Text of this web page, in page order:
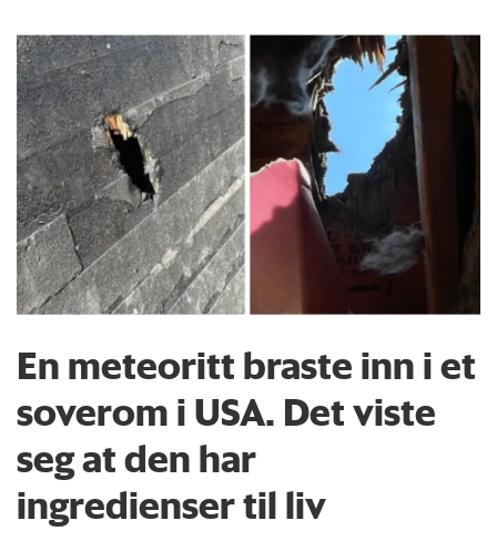
En meteoritt braste inn i et
soverom i USA. Det viste
seg at den har
ingredienser til liv